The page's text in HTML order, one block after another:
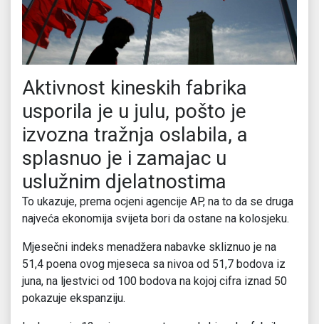
Aktivnost kineskih fabrika
usporila je u julu, pošto je
izvozna tražnja oslabila, a
splasnuo je i zamajac u
uslužnim djelatnostima
To ukazuje, prema ocjeni agencije AP, na to da se druga
najveća ekonomija svijeta bori da ostane na kolosjeku.
Mjesečni indeks menadžera nabavke skliznuo je na
51,4 poena ovog mjeseca sa nivoa od 51,7 bodova iz
juna, na ljestvici od 100 bodova na kojoj cifra iznad 50
pokazuje ekspanziju.